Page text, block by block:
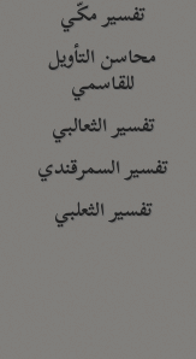
تفسير مكّي
محاسن التأويل
للقاسمي
تفسير الثعالبي
تفسير السمرقندي
تفسير الثعلبي